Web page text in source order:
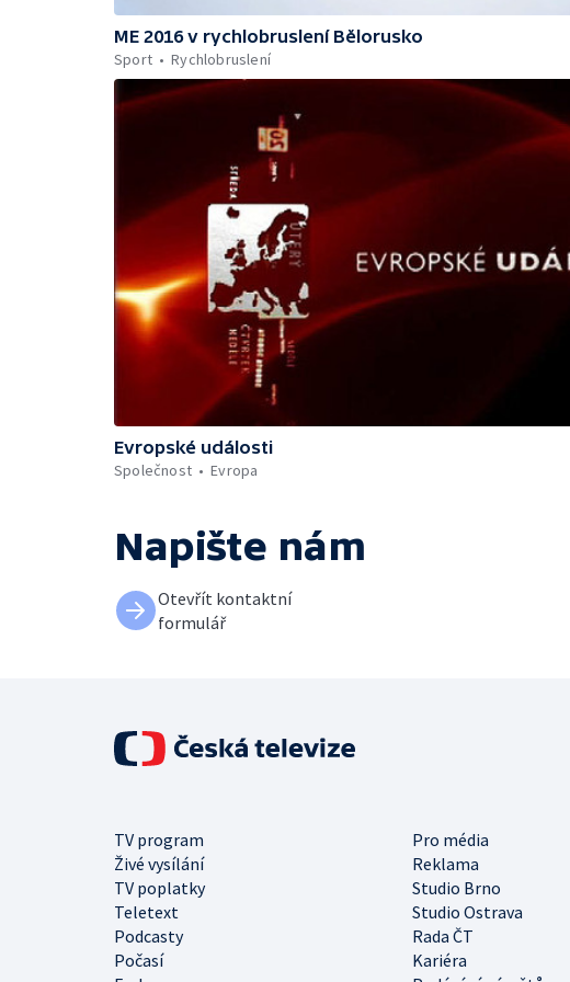
ME 2016 v rychlobruslení Bělorusko
Sport
Rychlobruslení
Evropské události
Společnost
Evropa
Napište nám
Otevřít kontaktní
formulář
TV program
Pro média
Živé vysílání
Reklama
TV poplatky
Studio Brno
Teletext
Studio Ostrava
Podcasty
Rada ČT
Počasí
Kariéra